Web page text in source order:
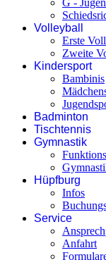
Volleyball
Erste
Zweite
Kindersport
Bambinis
Badminton
Tischtennis
Gymnastik
Hüpfburg
Infos
Service
Anfahrt